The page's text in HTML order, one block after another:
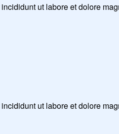
ut labore et dolore
ut labore et dolore